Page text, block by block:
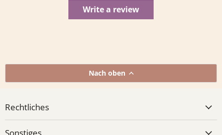
Write a review
Nach oben
Rechtliches